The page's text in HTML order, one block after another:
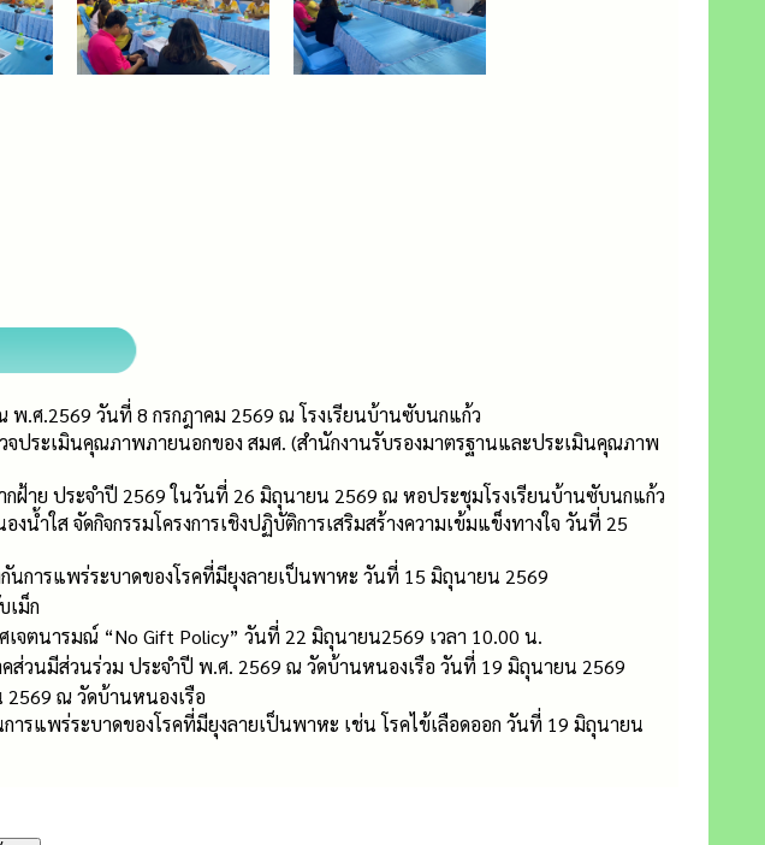
พ.ศ.2569 วันที่ 8 กรกฎาคม 2569 ณ โรงเรียนบ้านซับนกแก้ว
จประเมินคุณภาพภายนอกของ สมศ. (สำนักงานรับรองมาตรฐานและประเมินคุณภาพ
ฝ้าย ประจำปี 2569 ในวันที่ 26 มิถุนายน 2569 ณ หอประชุมโรงเรียนบ้านซับนกแก้ว
ำใส จัดกิจกรรมโครงการเชิงปฏิบัติการเสริมสร้างความเข้มแข็งทางใจ วันที่ 25
การแพร่ระบาดของโรคที่มียุงลายเป็นพาหะ วันที่ 15 มิถุนายน 2569
เม็ก
จตนารมณ์ “No Gift Policy” วันที่ 22 มิถุนายน2569 เวลา 10.00 น.
ส่วนมีส่วนร่วม ประจำปี พ.ศ. 2569 ณ วัดบ้านหนองเรือ วันที่ 19 มิถุนายน 2569
2569 ณ วัดบ้านหนองเรือ
รแพร่ระบาดของโรคที่มียุงลายเป็นพาหะ เช่น โรคไข้เลือดออก วันที่ 19 มิถุนายน